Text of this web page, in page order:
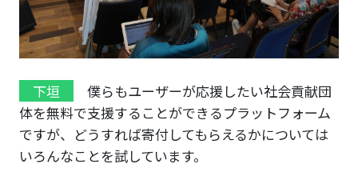
下垣
僕らもユーザーが応援したい社会貢献団
体を無料で支援することができるプラットフォーム
ですが、どうすれば寄付してもらえるかについては
いろんなことを試しています。